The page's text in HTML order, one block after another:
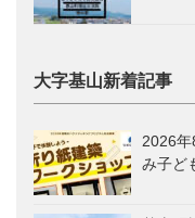
大字基山新着記事
2026
み子ど